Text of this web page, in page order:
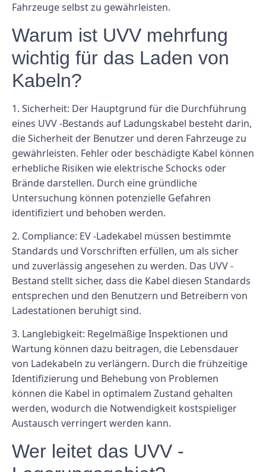
Fahrzeuge selbst zu gewährleisten.
Warum ist UVV mehrfung
wichtig für das Laden von
Kabeln?
1. Sicherheit: Der Hauptgrund für die Durchführung
eines UVV -Bestands auf Ladungskabel besteht darin,
die Sicherheit der Benutzer und deren Fahrzeuge zu
gewährleisten. Fehler oder beschädigte Kabel können
erhebliche Risiken wie elektrische Schocks oder
Brände darstellen. Durch eine gründliche
Untersuchung können potenzielle Gefahren
identifiziert und behoben werden.
2. Compliance: EV -Ladekabel müssen bestimmte
Standards und Vorschriften erfüllen, um als sicher
und zuverlässig angesehen zu werden. Das UVV -
Bestand stellt sicher, dass die Kabel diesen Standards
entsprechen und den Benutzern und Betreibern von
Ladestationen beruhigt sind.
3. Langlebigkeit: Regelmäßige Inspektionen und
Wartung können dazu beitragen, die Lebensdauer
von Ladekabeln zu verlängern. Durch die frühzeitige
Identifizierung und Behebung von Problemen
können die Kabel in optimalem Zustand gehalten
werden, wodurch die Notwendigkeit kostspieliger
Austausch verringert werden kann.
Wer leitet das UVV -